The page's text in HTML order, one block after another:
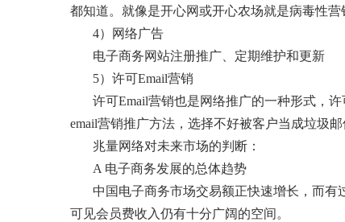
都知道。就像是开心网或开心农场就是病毒性
4）网络广告
电子商务网站注册推广、定期维护和更新
5）许可Email营销
许可Email营销也是网络推广的一种形式，
email营销推广方法，选择不好被客户当成垃圾
兆量网络对未来市场的判断：
A 电子商务发展的总体趋势
中国电子商务市场交易额正快速增长，而
可见会员费收入仍有十分广阔的空间。